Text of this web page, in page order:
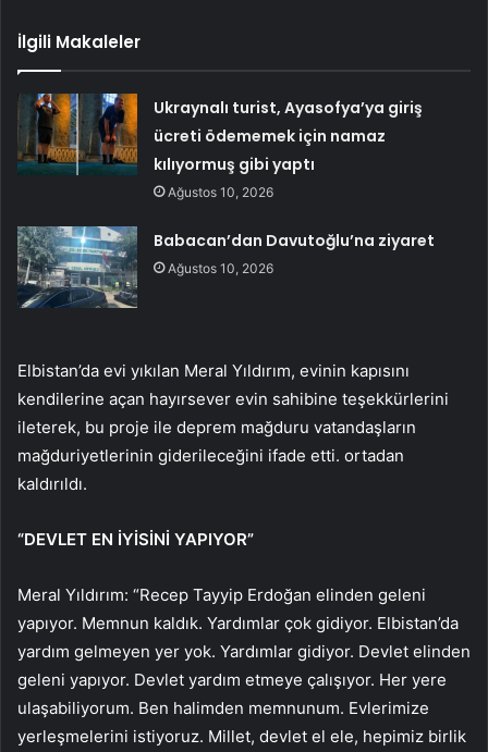
İlgili Makaleler
Ukraynalı turist, Ayasofya’ya giriş
ücreti ödememek için namaz
kılıyormuş gibi yaptı
Ağustos 10, 2026
Babacan’dan Davutoğlu’na ziyaret
Ağustos 10, 2026
Elbistan’da evi yıkılan Meral Yıldırım, evinin kapısını
kendilerine açan hayırsever evin sahibine teşekkürlerini
ileterek, bu proje ile deprem mağduru vatandaşların
mağduriyetlerinin giderileceğini ifade etti. ortadan
kaldırıldı.
“DEVLET EN İYİSİNİ YAPIYOR”
Meral Yıldırım: “Recep Tayyip Erdoğan elinden geleni
yapıyor. Memnun kaldık. Yardımlar çok gidiyor. Elbistan’da
yardım gelmeyen yer yok. Yardımlar gidiyor. Devlet elinden
geleni yapıyor. Devlet yardım etmeye çalışıyor. Her yere
ulaşabiliyorum. Ben halimden memnunum. Evlerimize
yerleşmelerini istiyoruz. Millet, devlet el ele, hepimiz birlik